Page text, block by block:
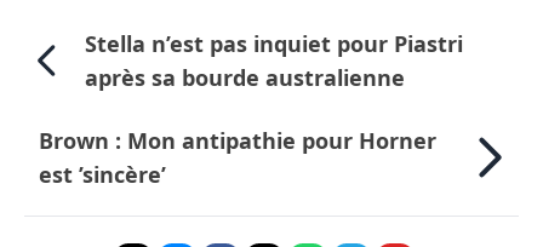
Stella n’est pas inquiet pour Piastri
après sa bourde australienne
Brown : Mon antipathie pour Horner
est ’sincère’